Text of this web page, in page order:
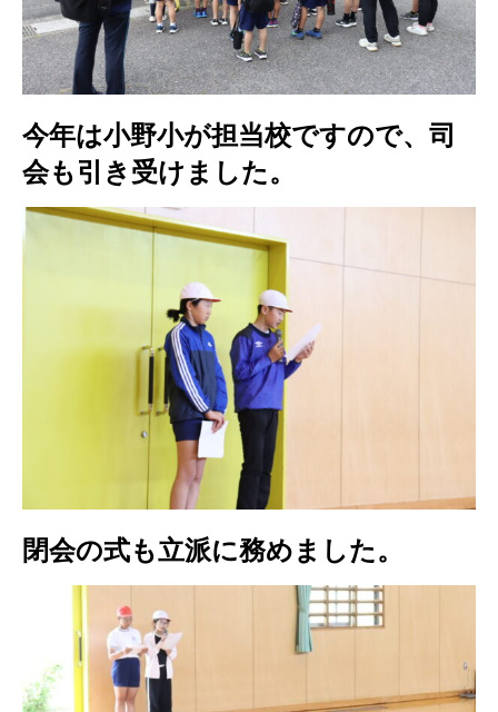
今年は小野小が担当校ですので、司
会も引き受けました。
閉会の式も立派に務めました。